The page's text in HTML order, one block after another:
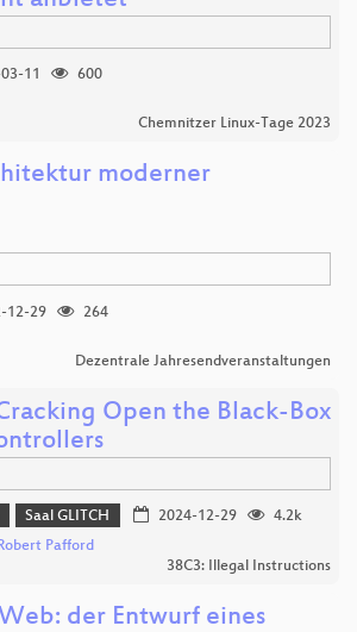
11
600
Chemnitzer Linux-Tage 2023
moderner
12-29
264
Dezentrale Jahresendveranstaltungen
Open the Black-Box
Saal GLITCH 2024-12-29
4.2k
Robert Pafford
38C3: Illegal Instructions
der Entwurf eines